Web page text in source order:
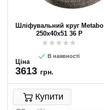
Шліфувальний круг Metabo
250х40х51 36 P
В наявності
Ціна
3613 грн.
Купити